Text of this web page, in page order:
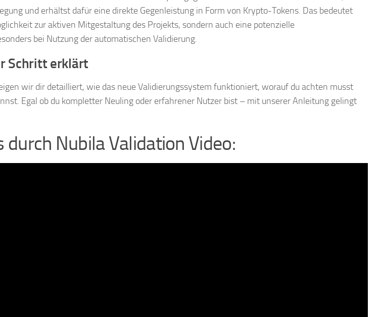
und erhältst dafür eine direkte Gegenleistung in Form von Krypto-Tokens. Das bedeutet
zur aktiven Mitgestaltung des Projekts, sondern auch eine potenzielle
bei Nutzung der automatischen Validierung.
Schritt erklärt
wir dir detailliert, wie das neue Validierungssystem funktioniert, worauf du achten musst
Egal ob du kompletter Neuling oder erfahrener Nutzer bist – mit unserer Anleitung gelingt
durch Nubila Validation Video: